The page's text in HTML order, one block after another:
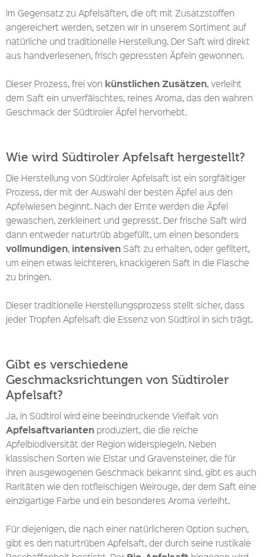
Im Gegensatz zu Apfelsäften, die oft mit Zusatzstoffen
angereichert werden, setzen wir in unserem Sortiment auf
natürliche und traditionelle Herstellung. Der Saft wird direkt
aus handverlesenen, frisch gepressten Äpfeln gewonnen.
Dieser Prozess, frei von künstlichen Zusätzen, verleiht
dem Saft ein unverfälschtes, reines Aroma, das den wahren
Geschmack der Südtiroler Äpfel hervorhebt.
Wie wird Südtiroler Apfelsaft hergestellt?
Die Herstellung von Südtiroler Apfelsaft ist ein sorgfältiger
Prozess, der mit der Auswahl der besten Äpfel aus den
Apfelwiesen beginnt. Nach der Ernte werden die Äpfel
gewaschen, zerkleinert und gepresst. Der frische Saft wird
dann entweder naturtrüb abgefüllt, um einen besonders
vollmundigen, intensiven Saft zu erhalten, oder gefiltert,
um einen etwas leichteren, knackigeren Saft in die Flasche
zu bringen.
Dieser traditionelle Herstellungsprozess stellt sicher, dass
jeder Tropfen Apfelsaft die Essenz von Südtirol in sich trägt.
Gibt es verschiedene
Geschmacksrichtungen von Südtiroler
Apfelsaft?
Ja, in Südtirol wird eine beeindruckende Vielfalt von
Apfelsaftvarianten produziert, die die reiche
Apfelbiodiversität der Region widerspiegeln. Neben
klassischen Sorten wie Elstar und Gravensteiner, die für
ihren ausgewogenen Geschmack bekannt sind, gibt es auch
Raritäten wie den rotfleischigen Weirouge, der dem Saft eine
einzigartige Farbe und ein besonderes Aroma verleiht.
Für diejenigen, die nach einer natürlicheren Option suchen,
gibt es den naturtrüben Apfelsaft, der durch seine rustikale